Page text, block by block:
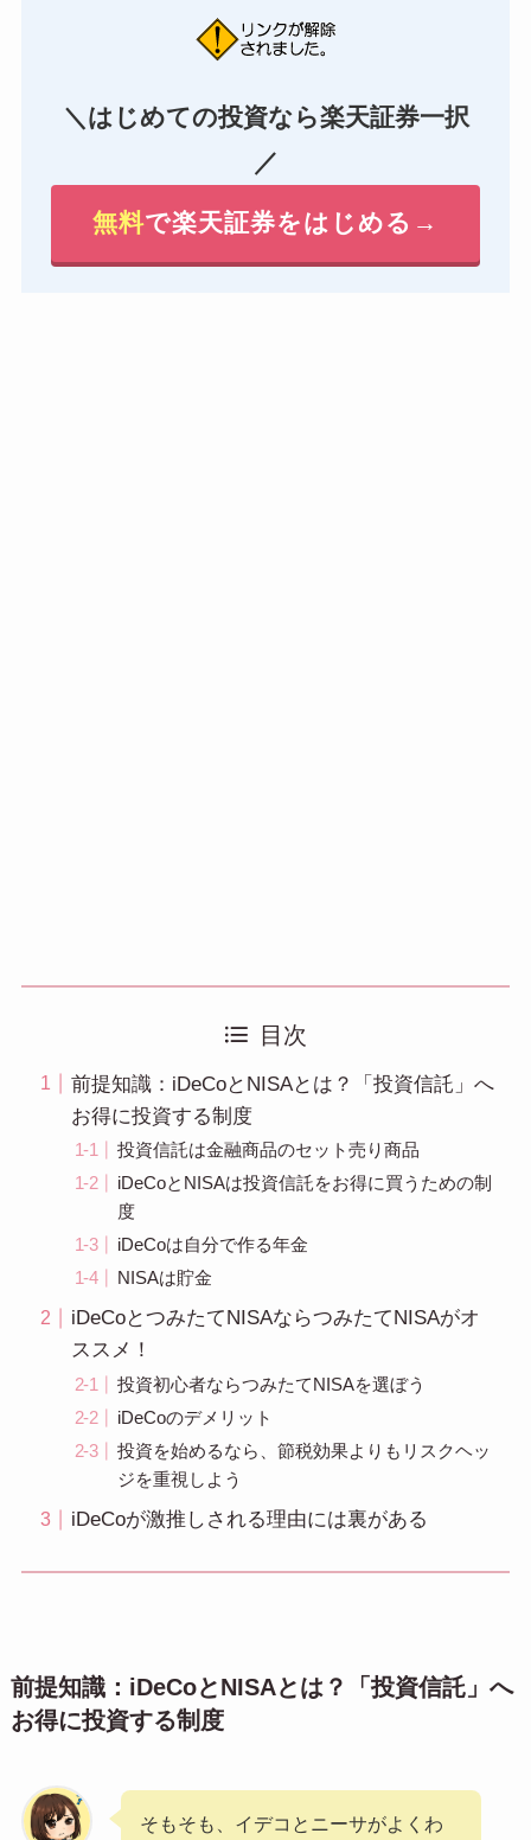
＼はじめての投資なら楽天証券一択
／
無料で楽天証券をはじめる→
目次
前提知識：iDeCoとNISAとは？「投資信託」へ
お得に投資する制度
投資信託は金融商品のセット売り商品
iDeCoとNISAは投資信託をお得に買うための制
度
iDeCoは自分で作る年金
NISAは貯金
iDeCoとつみたてNISAならつみたてNISAがオ
ススメ！
投資初心者ならつみたてNISAを選ぼう
iDeCoのデメリット
投資を始めるなら、節税効果よりもリスクヘッ
ジを重視しよう
iDeCoが激推しされる理由には裏がある
前提知識：iDeCoとNISAとは？「投資信託」へ
お得に投資する制度
そもそも、イデコとニーサがよくわ